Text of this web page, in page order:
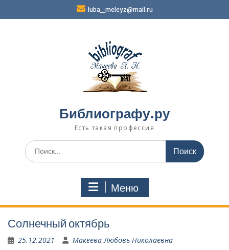
luba_meleyz@mail.ru
Библиографу.ру
Есть такая профессия
Поиск
по:
Меню
Солнечный октябрь
25.12.2021 Макеева Любовь Николаевна